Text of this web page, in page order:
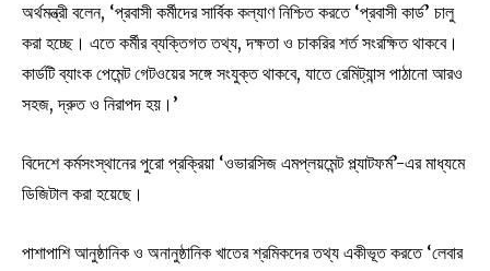
অর্থমন্ত্রী বলেন, ‘প্রবাসী কর্মীদের সার্বিক কল্যাণ নিশ্চিত করতে ‘প্রবাসী কার্ড’ চালু
করা হচ্ছে। এতে কর্মীর ব্যক্তিগত তথ্য, দক্ষতা ও চাকরির শর্ত সংরক্ষিত থাকবে।
কার্ডটি ব্যাংক পেমেন্ট গেটওয়ের সঙ্গে সংযুক্ত থাকবে, যাতে রেমিট্যান্স পাঠানো আরও
সহজ, দ্রুত ও নিরাপদ হয়।’
বিদেশে কর্মসংস্থানের পুরো প্রক্রিয়া ‘ওভারসিজ এমপ্লয়মেন্ট প্ল্যাটফর্ম’-এর মাধ্যমে
ডিজিটাল করা হয়েছে।
পাশাপাশি আনুষ্ঠানিক ও অনানুষ্ঠানিক খাতের শ্রমিকদের তথ্য একীভূত করতে ‘লেবার